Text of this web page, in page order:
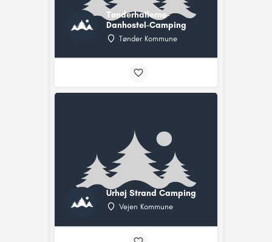
Tønderhallerne-
Danhostel-Camping
Tønder Kommune
Urhøj Strand Camping
Vejen Kommune